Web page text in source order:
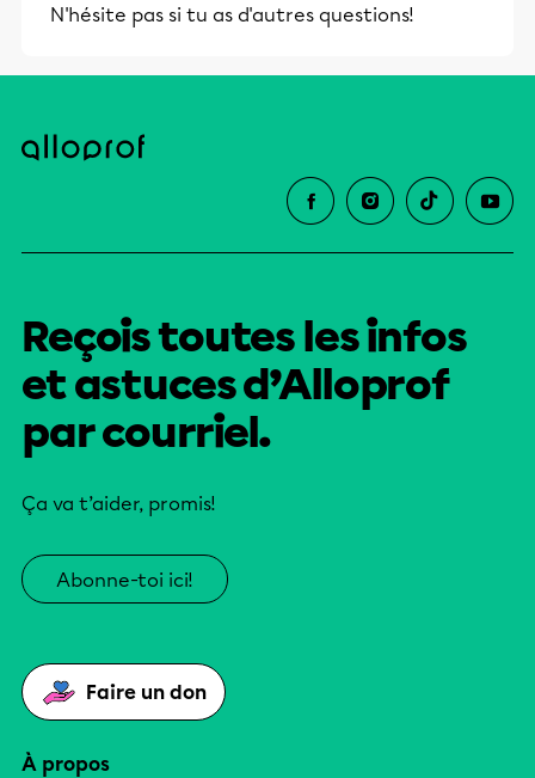
N'hésite pas si tu as d'autres questions!
Reçois toutes les infos
et astuces d’Alloprof
par courriel.
Ça va t’aider, promis!
Abonne-toi ici!
Faire un don
À propos